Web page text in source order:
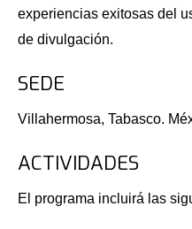
experiencias exitosas del
de divulgación.
SEDE
Villahermosa, Tabasco.
ACTIVIDADES
El programa incluirá las